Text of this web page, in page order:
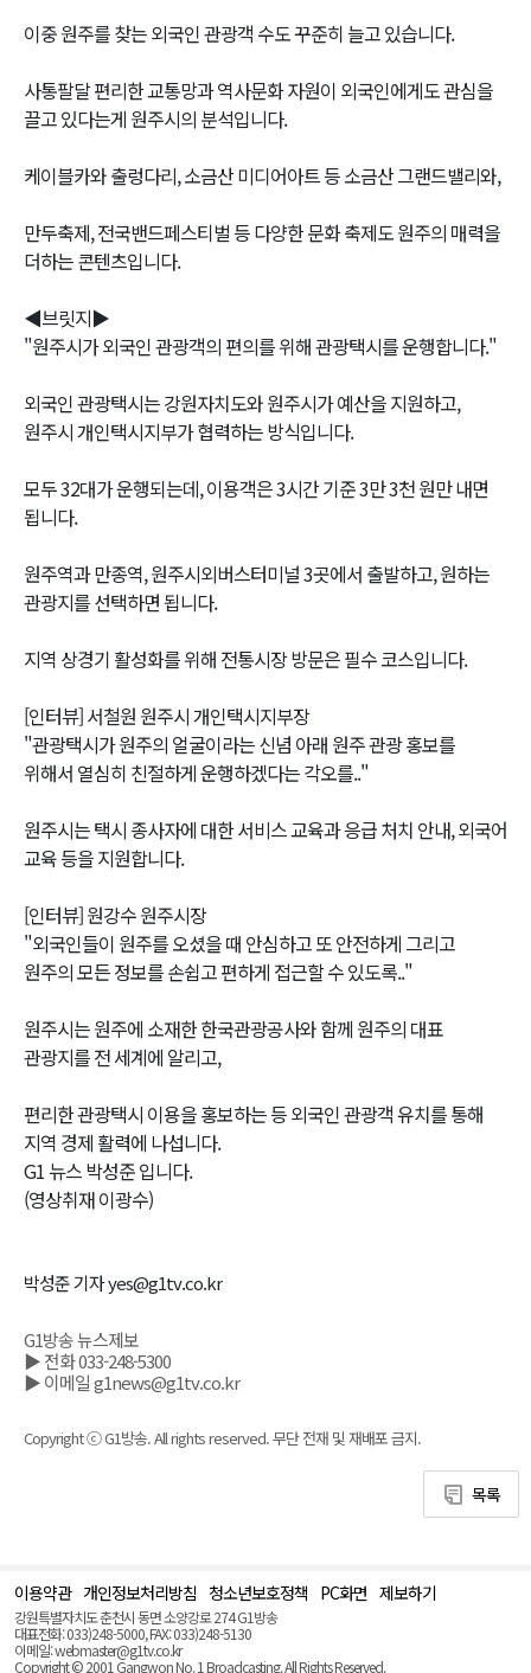
이중 원주를 찾는 외국인 관광객 수도 꾸준히 늘고 있습니다.
사통팔달 편리한 교통망과 역사문화 자원이 외국인에게도 관심을
끌고 있다는게 원주시의 분석입니다.
케이블카와 출렁다리, 소금산 미디어아트 등 소금산 그랜드밸리와,
만두축제, 전국밴드페스티벌 등 다양한 문화 축제도 원주의 매력을
더하는 콘텐츠입니다.
◀브릿지▶
"원주시가 외국인 관광객의 편의를 위해 관광택시를 운행합니다."
외국인 관광택시는 강원자치도와 원주시가 예산을 지원하고,
원주시 개인택시지부가 협력하는 방식입니다.
모두 32대가 운행되는데, 이용객은 3시간 기준 3만 3천 원만 내면
됩니다.
원주역과 만종역, 원주시외버스터미널 3곳에서 출발하고, 원하는
관광지를 선택하면 됩니다.
지역 상경기 활성화를 위해 전통시장 방문은 필수 코스입니다.
[인터뷰] 서철원 원주시 개인택시지부장
"관광택시가 원주의 얼굴이라는 신념 아래 원주 관광 홍보를
위해서 열심히 친절하게 운행하겠다는 각오를.."
원주시는 택시 종사자에 대한 서비스 교육과 응급 처치 안내, 외국어
교육 등을 지원합니다.
[인터뷰] 원강수 원주시장
"외국인들이 원주를 오셨을 때 안심하고 또 안전하게 그리고
원주의 모든 정보를 손쉽고 편하게 접근할 수 있도록.."
원주시는 원주에 소재한 한국관광공사와 함께 원주의 대표
관광지를 전 세계에 알리고,
편리한 관광택시 이용을 홍보하는 등 외국인 관광객 유치를 통해
지역 경제 활력에 나섭니다.
G1 뉴스 박성준 입니다.
(영상취재 이광수)
박성준 기자 yes@g1tv.co.kr
G1방송 뉴스제보
▶ 전화 033-248-5300
▶ 이메일 g1news@g1tv.co.kr
Copyright ⓒ G1방송. All rights reserved. 무단 전재 및 재배포 금지.
목록
이용약관 개인정보처리방침 청소년보호정책 PC화면 제보하기
강원특별자치도 춘천시 동면 소양강로 274 G1방송
대표전화: 033)248-5000, FAX: 033)248-5130
이메일: webmaster@g1tv.co.kr
Copyright © 2001 Gangwon No. 1 Broadcasting. All Rights Reserved.